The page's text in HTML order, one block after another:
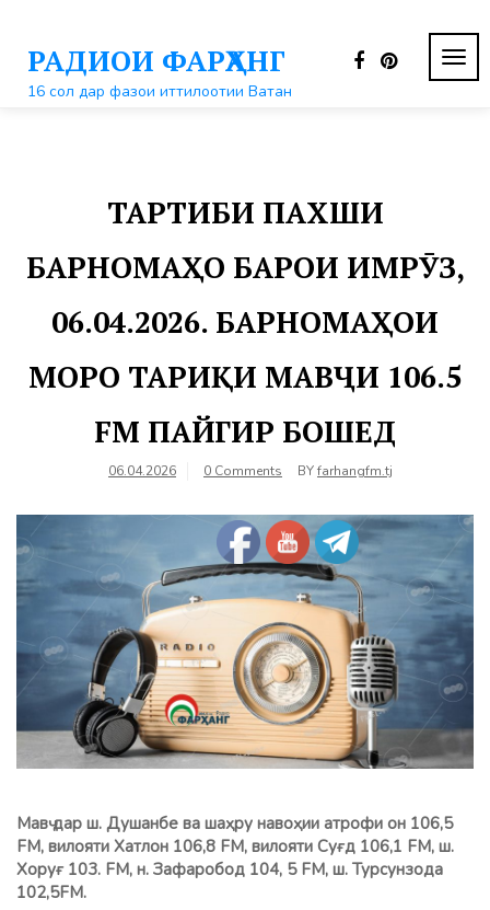
контентуРАДИОИ ФАРҲАНГ
16 сол дар фазои иттилоотии Ватан
ТАРТИБИ ПАХШИ
БАРНОМАҲО БАРОИ ИМРӮЗ,
06.04.2026. БАРНОМАҲОИ
МОРО ТАРИҚИ МАВҶИ 106.5
FM ПАЙГИР БОШЕД
06.04.2026 0 Comments BYfarhangfm.tj
Мавҷ дар ш. Душанбе ва шаҳру навоҳии атрофи он 106,5
FM, вилояти Хатлон 106,8 FМ, вилояти Суғд 106,1 FM, ш.
Хоруғ 103. FM, н. Зафаробод 104, 5 FM, ш. Турсунзода
102,5FM.